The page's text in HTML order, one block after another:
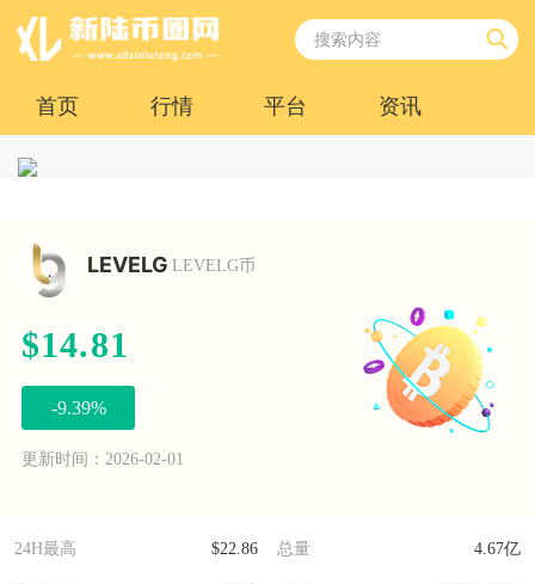
首页 行情 平台 资讯
LEVELG LEVELG币
$14.81
-9.39%
更新时间：2026-02-01
24H最高 $22.86 总量 4.67亿